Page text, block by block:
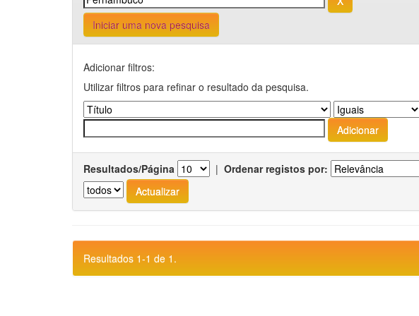
Iniciar uma nova pesquisa
Adicionar filtros:
Utilizar filtros para refinar o resultado da pesquisa.
Resultados/Página | Ordenar registos por:
Resultados 1-1 de 1.